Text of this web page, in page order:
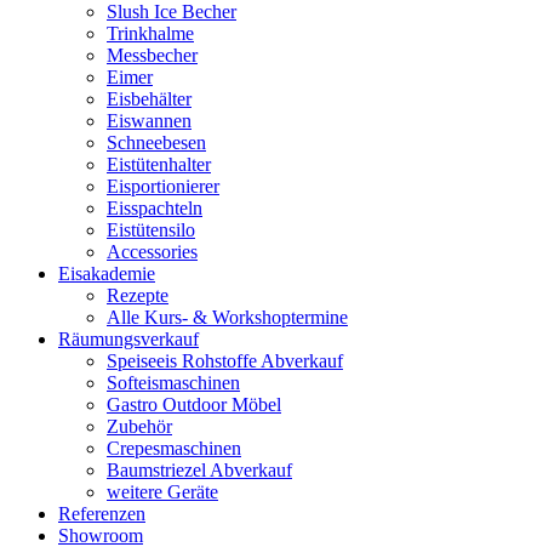
Slush Ice Becher
Trinkhalme
Messbecher
Eimer
Eisbehälter
Eiswannen
Schneebesen
Eistütenhalter
Eisportionierer
Eisspachteln
Eistütensilo
Accessories
Eisakademie
Rezepte
Alle Kurs- & Workshoptermine
Räumungsverkauf
Speiseeis Rohstoffe Abverkauf
Softeismaschinen
Gastro Outdoor Möbel
Zubehör
Crepesmaschinen
Baumstriezel Abverkauf
weitere Geräte
Referenzen
Showroom